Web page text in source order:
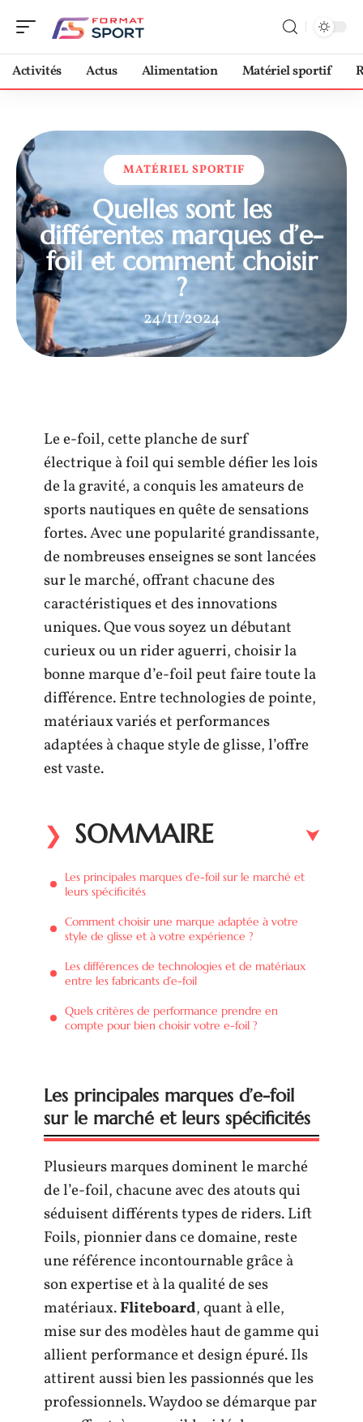
Activités Actus Alimentation Matériel sportif
MATÉRIEL SPORTIF
Quelles sont les
différentes marques d’e-
foil et comment choisir
?
24/11/2024
Le e-foil, cette planche de surf
électrique à foil qui semble défier les lois
de la gravité, a conquis les amateurs de
sports nautiques en quête de sensations
fortes. Avec une popularité grandissante,
de nombreuses enseignes se sont lancées
sur le marché, offrant chacune des
caractéristiques et des innovations
uniques. Que vous soyez un débutant
curieux ou un rider aguerri, choisir la
bonne marque d’e-foil peut faire toute la
différence. Entre technologies de pointe,
matériaux variés et performances
adaptées à chaque style de glisse, l’offre
est vaste.
SOMMAIRE
Les principales marques d’e-foil sur le marché et
leurs spécificités
Comment choisir une marque adaptée à votre
style de glisse et à votre expérience ?
Les différences de technologies et de matériaux
entre les fabricants d’e-foil
Quels critères de performance prendre en
compte pour bien choisir votre e-foil ?
Les principales marques d’e-foil
sur le marché et leurs spécificités
Plusieurs marques dominent le marché
de l’e-foil, chacune avec des atouts qui
séduisent différents types de riders. Lift
Foils, pionnier dans ce domaine, reste
une référence incontournable grâce à
son expertise et à la qualité de ses
matériaux.Fliteboard, quant à elle,
mise sur des modèles haut de gamme qui
allient performance et design épuré. Ils
attirent aussi bien les passionnés que les
professionnels. Waydoo se démarque par